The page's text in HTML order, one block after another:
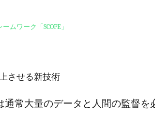
ムワーク「SCOPE」
させる新技術
常大量のデータと人間の監督を